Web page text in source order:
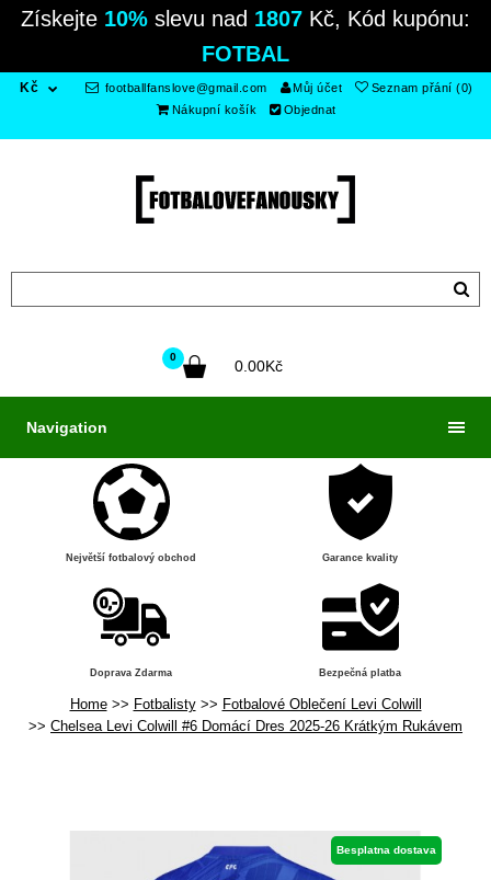
Získejte 10% slevu nad 1807 Kč, Kód kupónu:
FOTBAL
Kč footballfanslove@gmail.com Můj účet
Seznam přání (0)
Nákupní košík
Objednat
0
0.00Kč
Navigation
Největší fotbalový obchod Garance kvality
Doprava Zdarma Bezpečná platba
Home Fotbalisty
Fotbalové Oblečení Levi Colwill
Chelsea Levi Colwill #6 Domácí Dres 2025-26 Krátkým Rukávem
Besplatna dostava